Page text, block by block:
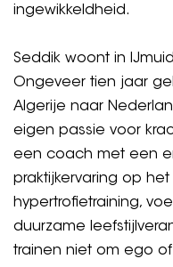
ingewikkeldheid.
Seddik woont in
Ongeveer tien jaar
Algerije naar
eigen passie voor
een coach met een
praktijkervaring op
hypertrofietraining,
duurzame
trainen niet om ego